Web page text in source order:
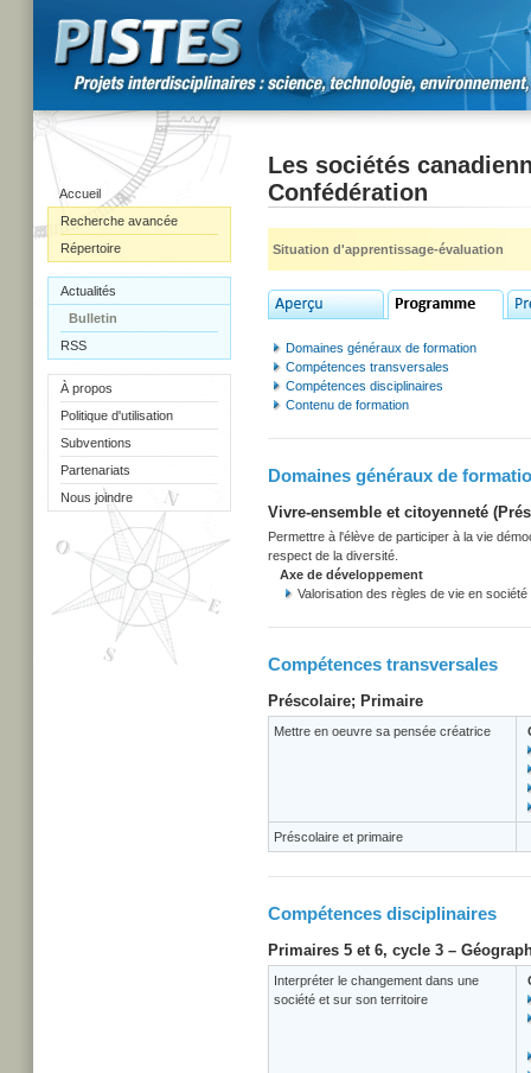
Accueil
Recherche avancée
Répertoire
Actualités
Bulletin
RSS
À propos
Politique d'utilisation
Subventions
Partenariats
Nous joindre
Les sociétés
Confédération
Situation d'apprentissage-évaluation
Domaines généraux de formation
Compétences transversales
Compétences disciplinaires
Contenu de formation
Domaines généraux de
Vivre-ensemble et citoyenneté
Permettre à l'élève de participer à la vie
respect de la diversité.
Axe de développement
Valorisation des règles de vie en
Compétences transversales
Préscolaire; Primaire
Mettre en oeuvre sa pensée créatrice
Préscolaire et primaire
Compétences disciplinaires
Primaires 5 et 6, cycle 3 –
Interpréter le changement dans une
société et sur son territoire